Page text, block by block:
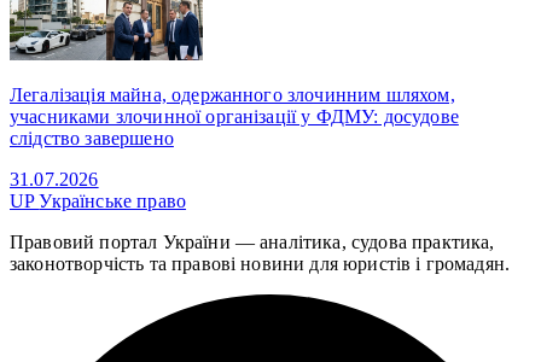
Легалізація майна, одержанного злочинним шляхом,
учасниками злочинної організації у ФДМУ: досудове
слідство завершено
31.07.2026
UPУкраїнське право
Правовий портал України — аналітика, судова практика,
законотворчість та правові новини для юристів і громадян.